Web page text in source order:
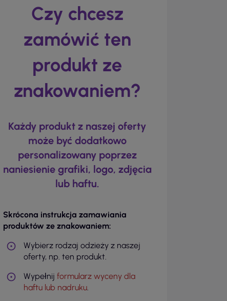
Czy chcesz
zamówić ten
produkt ze
znakowaniem?
Każdy produkt z naszej oferty
może być dodatkowo
personalizowany poprzez
naniesienie grafiki, logo, zdjęcia
lub haftu.
Skrócona instrukcja zamawiania
produktów ze znakowaniem:
Wybierz rodzaj odzieży z naszej
oferty, np. ten produkt.
Wypełnij formularz wyceny dla
haftu lub nadruku.